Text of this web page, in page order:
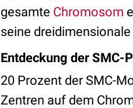
gesamte Chromosom
seine
Entdeckung der SMC-
20 Prozent der SMC-
Zentren auf dem